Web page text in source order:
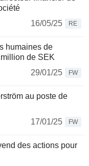
16/05/25
RE
humaines de
de SEK
29/01/25
FW
au poste de
17/01/25
FW
des actions pour